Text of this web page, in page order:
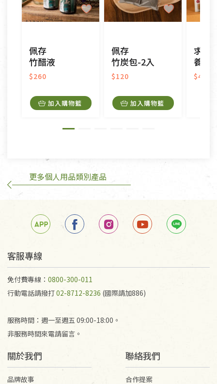
不適用七天鑑賞期商品：
以數位或電磁紀錄形式儲存之商品、易於變質或損壞
接受原片換新。
衣飾鞋類-如T恤，如於送達後水洗或污損者。
美容保養用品、內衣褲、襪子、口罩等私人消耗性產
內衣褲、襪子、口罩個人衛生用品除商品本身有瑕疵
外,依據《通訊交易解除權合理例外情事適用準
不在此限。
訂購手抄稿退貨需知：
手抄稿進行退貨時，請務必保持原包裝方式及使用原
若未保持原包裝方式或未使用原箱退回，導致書籍有
任何折損、磨損、污損或凹角，將不接受退貨，也不
不接受退貨之手抄稿，為敬重法寶故，里仁網購無法
代為結緣處理等。 若需將手抄稿寄還給消費者，因而
產生的運費100元/箱將由消費者負擔。
佩存
竹醋液
$260
加入購物籃
佩存
竹炭包-2入
$120
加入購物籃
求真
養身
$490
更多個人用品類別產品
客服專線
免付費專線： 0800-300-011
行動電話請撥打02-8712-8236 (國際請加886)
服務時間：週一至週五 09:00-18:00。
非服務時間來電請留言。
關於我們
品牌故事
聯絡我們
合作提案